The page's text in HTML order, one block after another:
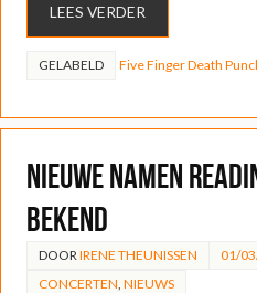
LEES VERDER
GELABELD Five Finger Death
Nieuwe namen
bekend
DOOR IRENE THEUNISSEN
01/
CONCERTEN NIEUWS